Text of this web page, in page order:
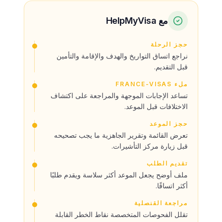
مع HelpMyVisa
حجز الرحلة
نراجع اتساق التواريخ والهدف والإقامة والتأمين
قبل التقديم.
ملء FRANCE-VISAS
تساعد الإجابات الموجهة والمراجعة على اكتشاف
الاختلافات قبل الموعد.
حجز الموعد
تعرض القائمة وتقرير الجاهزية ما يجب تصحيحه
قبل زيارة مركز التأشيرات.
تقديم الطلب
ملف أوضح يجعل الموعد أكثر سلاسة ويقدم طلبًا
أكثر اتساقًا.
مراجعة القنصلية
تقلل الفحوصات المتخصصة نقاط الخطر القابلة